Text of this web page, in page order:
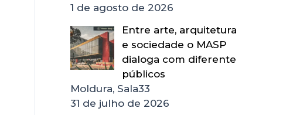
1 de agosto de 2026
Entre arte, arquitetura
e sociedade o MASP
dialoga com diferente
públicos
Moldura, Sala33
31 de julho de 2026